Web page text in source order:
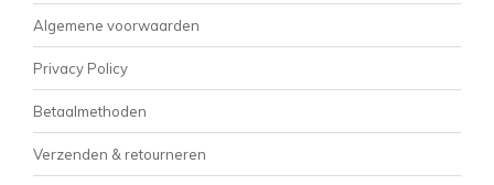
Algemene voorwaarden
Privacy Policy
Betaalmethoden
Verzenden & retourneren